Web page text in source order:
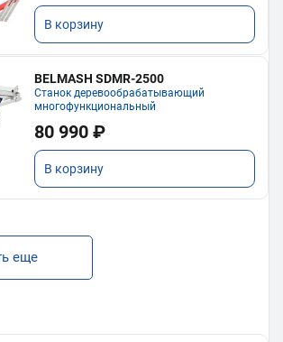
В корзину
BELMASH SDMR-2500
Станок деревообрабатывающий
многофункциональный
80 990 ₽
В корзину
еще